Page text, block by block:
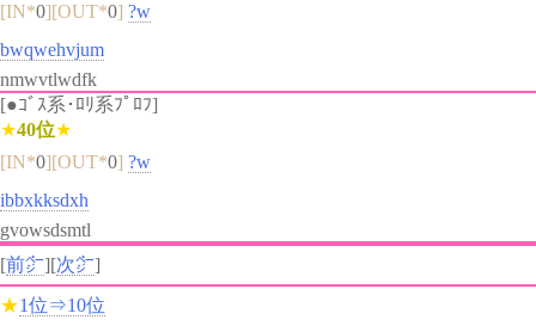
[IN*0][OUT*0] ?w
bwqwehvjum
nmwvtlwdfk
[●ｺﾞｽ系･ﾛﾘ系ﾌﾟﾛﾌ]
★40位★
[IN*0][OUT*0] ?w
ibbxkksdxh
gvowsdsmtl
[前㌻][次㌻]
★1位⇒10位